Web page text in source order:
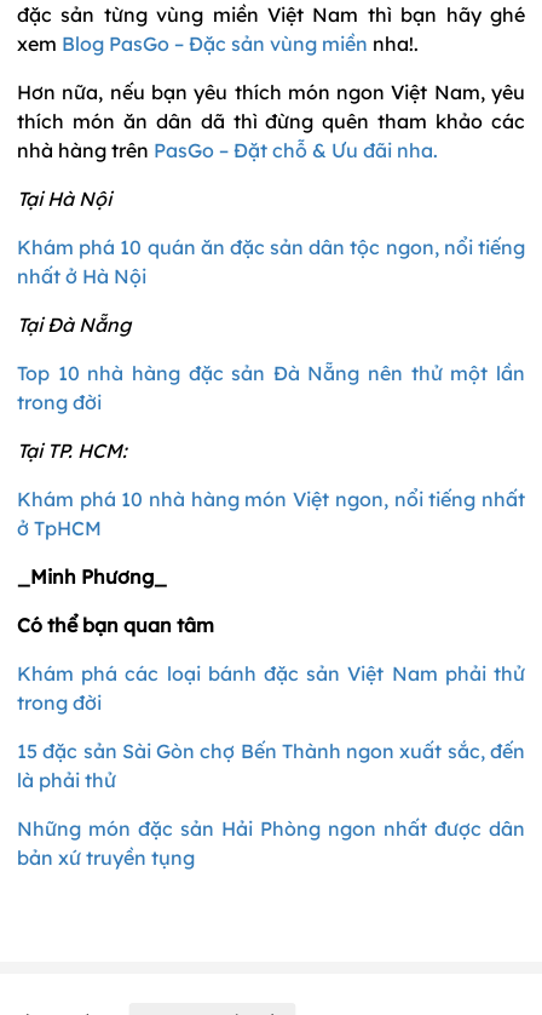
đặc sản từng vùng miền Việt Nam thì bạn hãy ghé
xem Blog PasGo – Đặc sản vùng miền nha!.
Hơn nữa, nếu bạn yêu thích món ngon Việt Nam, yêu
thích món ăn dân dã thì đừng quên tham khảo các
nhà hàng trên PasGo – Đặt chỗ & Ưu đãi nha.
Tại Hà Nội
Khám phá 10 quán ăn đặc sản dân tộc ngon, nổi tiếng
nhất ở Hà Nội
Tại Đà Nẵng
Top 10 nhà hàng đặc sản Đà Nẵng nên thử một lần
trong đời
Tại TP. HCM:
Khám phá 10 nhà hàng món Việt ngon, nổi tiếng nhất
ở TpHCM
_Minh Phương_
Có thể bạn quan tâm
Khám phá các loại bánh đặc sản Việt Nam phải thử
trong đời
15 đặc sản Sài Gòn chợ Bến Thành ngon xuất sắc, đến
là phải thử
Những món đặc sản Hải Phòng ngon nhất được dân
bản xứ truyền tụng